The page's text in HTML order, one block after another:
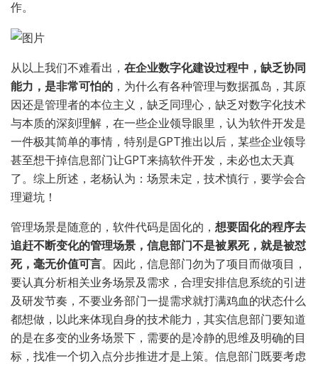
作。
从以上我们不难看出， 在企业数字化建设过程中，缺乏协同
能力，是非常可怕的 ，为什么有各种管理与数据孤岛，其原
因还是管理者的本位主义，缺乏同理心，缺乏对数字化技术
与本质的深刻理解，在一些企业领导眼里，认为软件开发是
一件极其简单的事情，特别是GPT推出以后，某些企业领导
甚至想干掉信息部门让GPT来搞软件开发，未必也太天真
了。综上所述，老杨认为：场景未定，技术慎行，要学会合
理避坑！
管理场景是随意的，软件代码是固化的， 想要固化的程序去
追赶不断变化的管理场景，信息部门不是被累死，就是被怼
死，毫无价值可言。因此，信息部门勿为了项目而做项目，
要认真分析相关业务场景及需求，合理安排信息系统的引进
及研发节奏，不要业务部门一提需求就打满鸡血的状态什么
都想做，以此来体现自身的技术能力，其实信息部门要知道
的是在多变的业务场景下，需要的是冷静的思维及明确的目
标，找准一个切入点分步推进才是上策。信息部门既要考虑